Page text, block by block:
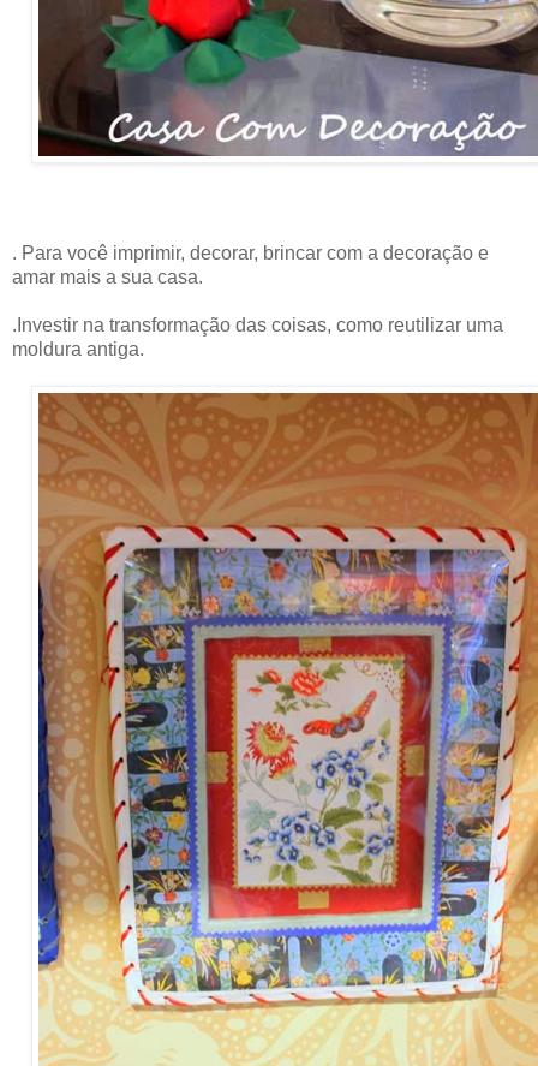
. Para você imprimir, decorar, brincar com a decoração e
amar mais a sua casa.
.Investir na transformação das coisas, como reutilizar uma
moldura antiga.